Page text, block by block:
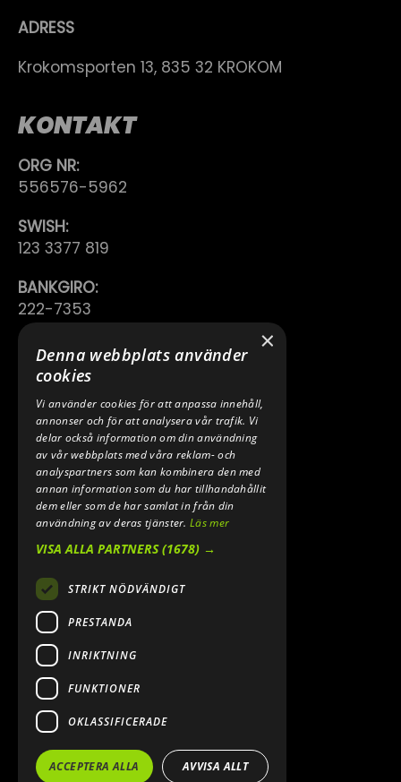
ADRESS
Krokomsporten 13, 835 32 KROKOM
KONTAKT
ORG NR:
556576-5962
SWISH:
123 3377 819
BANKGIRO:
222-7353
TELEFON:
0640 200 50
E-POST:
INFO@SPEEDSHOPEN.SE
ÅNGRA MITT KÖP
2026. ALL RIGHTS RESERVED.
POWERED BY EMPORI CMS
×
Denna webbplats använder
cookies
Vi använder cookies för att anpassa innehåll,
annonser och för att analysera vår trafik. Vi
delar också information om din användning
av vår webbplats med våra reklam- och
analyspartners som kan kombinera den med
annan information som du har tillhandahållit
dem eller som de har samlat in från din
användning av deras tjänster.Läs mer
VISA ALLA PARTNERS(1678) →
STRIKT NÖDVÄNDIGT
PRESTANDA
INRIKTNING
FUNKTIONER
OKLASSIFICERADE
ACCEPTERA ALLA AVVISA ALLT